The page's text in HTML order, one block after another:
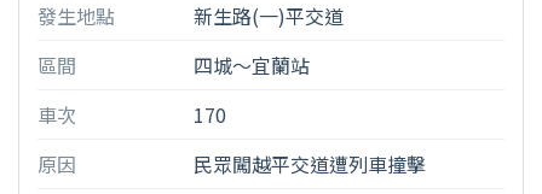
發生地點
新生路(一)平交道
區間
四城〜宜蘭站
車次
170
原因
民眾闖越平交道遭列車撞擊